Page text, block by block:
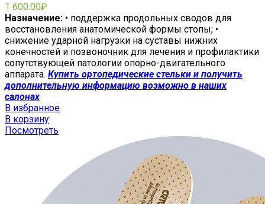
1 600.00₽
Назначение: • поддержка продольных сводов для
восстановления анатомической формы стопы; •
снижение ударной нагрузки на суставы нижних
конечностей и позвоночник для лечения и профилактики
сопутствующей патологии опорно-двигательного
аппарата. Купить ортопедические стельки и получить
дополнительную информацию возможно в наших
салонах
В избранное
В корзину
Посмотреть